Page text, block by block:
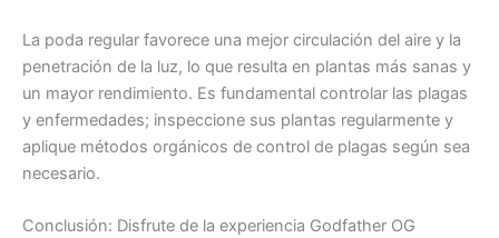
La poda regular favorece una mejor circulación del aire y la
penetración de la luz, lo que resulta en plantas más sanas y
un mayor rendimiento. Es fundamental controlar las plagas
y enfermedades; inspeccione sus plantas regularmente y
aplique métodos orgánicos de control de plagas según sea
necesario.
Conclusión: Disfrute de la experiencia Godfather OG